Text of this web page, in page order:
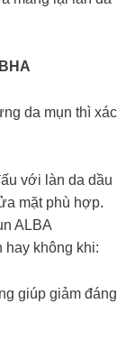
da mụn thì xác
với làn da dầu
mặt phù hợp.
ALBA
hay không khi:
giúp giảm đáng